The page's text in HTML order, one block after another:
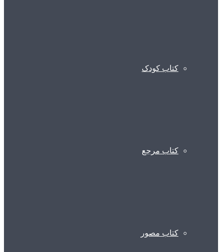
کتاب کودک
کتاب مرجع
کتاب مصور